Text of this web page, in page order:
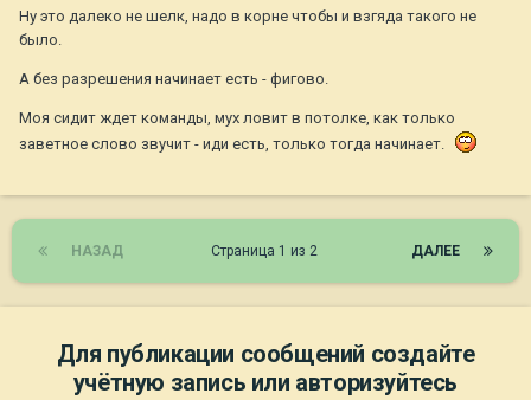
Ну это далеко не шелк, надо в корне чтобы и взгяда такого не
было.
А без разрешения начинает есть - фигово.
Моя сидит ждет команды, мух ловит в потолке, как только
заветное слово звучит - иди есть, только тогда начинает.
НАЗАД ДАЛЕЕ
Страница 1 из 2
Для публикации сообщений создайте
учётную запись или авторизуйтесь